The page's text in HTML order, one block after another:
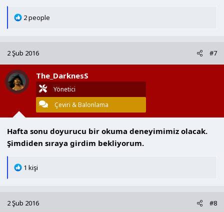
T
l
e
r
2 people
2 Şub 2016 #7
The_DarknesS
Yönetici
Çeviri & Balonlama
Hafta sonu doyurucu bir okuma deneyimimiz olacak.
Şimdiden sıraya girdim bekliyorum.
T1 kişi
2 Şub 2016 #8